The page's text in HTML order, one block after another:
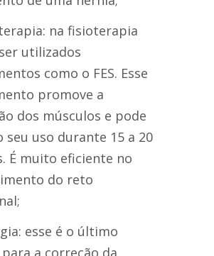
na fisioterapia
utilizados
como o FES. Esse
promove a
dos músculos e pode
seu uso durante 15 a 20
É muito eficiente no
do reto
esse é o último
a correção da